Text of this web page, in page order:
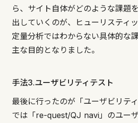
ら、サイト自体がどのような課題
出していくのが、ヒューリスティ
定量分析ではわからない具体的な
主な目的となりました。
手法3.ユーザビリティテスト
最後に行ったのが「ユーザビリテ
では「re-quest/QJ navi」のユー